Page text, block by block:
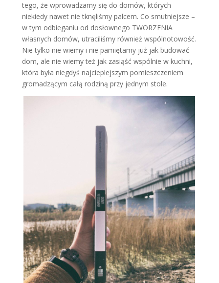
tego, że wprowadzamy się do domów, których
niekiedy nawet nie tknęliśmy palcem. Co smutniejsze –
w tym odbieganiu od dosłownego TWORZENIA
własnych domów, utraciliśmy również wspólnotowość.
Nie tylko nie wiemy i nie pamiętamy już jak budować
dom, ale nie wiemy też jak zasiąść wspólnie w kuchni,
która była niegdyś najcieplejszym pomieszczeniem
gromadzącym całą rodziną przy jednym stole.